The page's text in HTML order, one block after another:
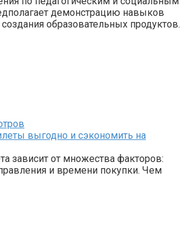
демонстрацию навыков
образовательных продуктов.
выгодно и сэкономить на
зависит от множества факторов:
и времени покупки. Чем